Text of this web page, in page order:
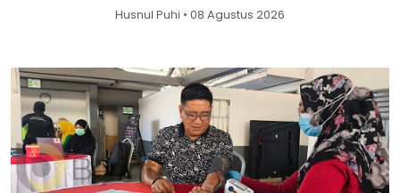
Husnul Puhi • 08 Agustus 2026